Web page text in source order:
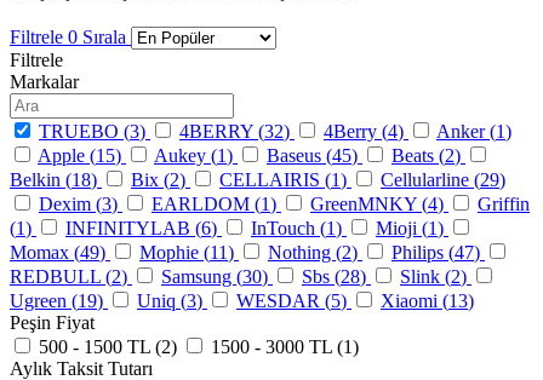
Filtrele 0 Sırala
Filtrele
Markalar
TRUEBO (3) 4BERRY (32) 4Berry (4) Anker (1)
Apple (15) Aukey (1) Baseus (45) Beats (2)
Belkin (18) Bix (2) CELLAIRIS (1) Cellularline (29)
Dexim (3) EARLDOM (1) GreenMNKY (4)
Griffin
(1) INFINITYLAB (6) InTouch (1) Mioji (1)
Momax (49) Mophie (11) Nothing (2) Philips (47)
REDBULL (2) Samsung (30) Sbs (28) Slink (2)
Ugreen (19) Uniq (3) WESDAR (5) Xiaomi (13)
Peşin Fiyat
500 - 1500 TL (2) 1500 - 3000 TL (1)
Aylık Taksit Tutarı